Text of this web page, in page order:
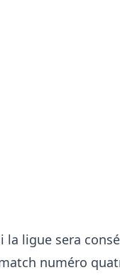
ligue sera
numéro